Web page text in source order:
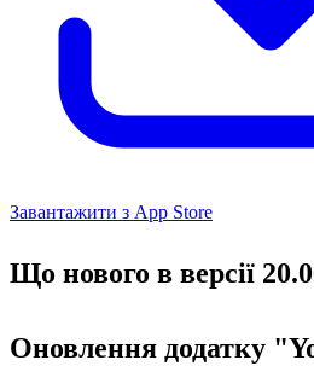
Завантажити з App Store
Що нового в версії
Оновлення додатку